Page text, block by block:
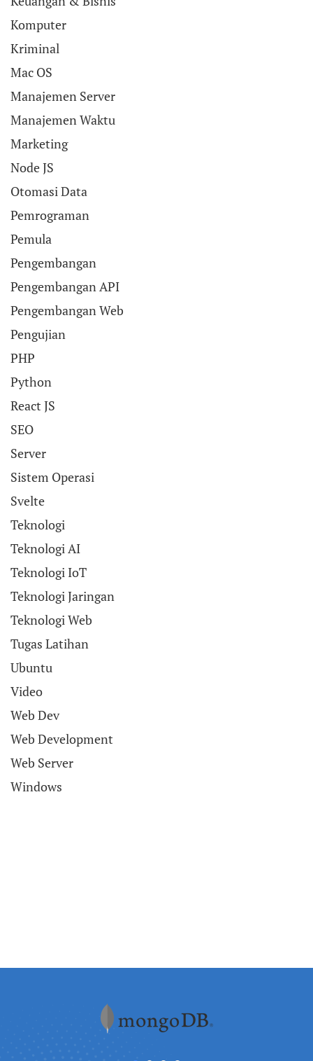
Komputer
Kriminal
Mac OS
Manajemen Server
Manajemen Waktu
Marketing
Node JS
Otomasi Data
Pemrograman
Pemula
Pengembangan
Pengembangan API
Pengembangan Web
Pengujian
PHP
Python
React JS
SEO
Server
Sistem Operasi
Svelte
Teknologi
Teknologi AI
Teknologi IoT
Teknologi Jaringan
Teknologi Web
Tugas Latihan
Ubuntu
Video
Web Dev
Web Development
Web Server
Windows